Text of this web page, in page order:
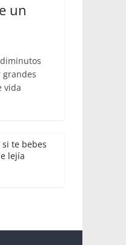
un
grandes
vida
te bebes
lejía